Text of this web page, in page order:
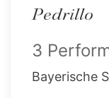
Pedrillo
3
Bayerische